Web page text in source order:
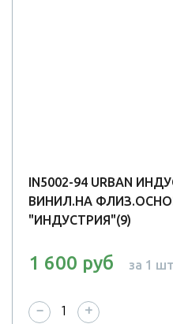
IN5002-94 URBAN
ВИНИЛ.НА
"ИНДУСТРИЯ"(9)
1 600 руб за 1
− +